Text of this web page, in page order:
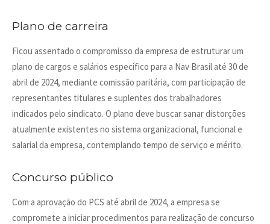
Plano de carreira
Ficou assentado o compromisso da empresa de estruturar um
plano de cargos e salários específico para a Nav Brasil até 30 de
abril de 2024, mediante comissão paritária, com participação de
representantes titulares e suplentes dos trabalhadores
indicados pelo sindicato. O plano deve buscar sanar distorções
atualmente existentes no sistema organizacional, funcional e
salarial da empresa, contemplando tempo de serviço e mérito.
Concurso público
Com a aprovação do PCS até abril de 2024, a empresa se
compromete a iniciar procedimentos para realização de concurso